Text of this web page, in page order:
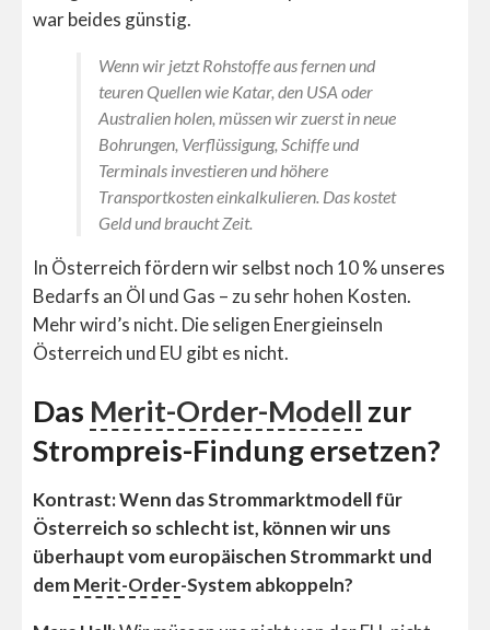
war beides günstig.
Wenn wir jetzt Rohstoffe aus fernen und
teuren Quellen wie Katar, den USA oder
Australien holen, müssen wir zuerst in neue
Bohrungen, Verflüssigung, Schiffe und
Terminals investieren und höhere
Transportkosten einkalkulieren. Das kostet
Geld und braucht Zeit.
In Österreich fördern wir selbst noch 10 % unseres
Bedarfs an Öl und Gas – zu sehr hohen Kosten.
Mehr wird’s nicht. Die seligen Energieinseln
Österreich und EU gibt es nicht.
Das Merit-Order-Modell zur
Strompreis-Findung ersetzen?
Kontrast: Wenn das Strommarktmodell für
Österreich so schlecht ist, können wir uns
überhaupt vom europäischen Strommarkt und
demMerit-Order-System abkoppeln?